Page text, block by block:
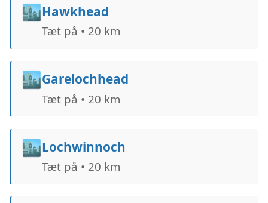
🏙️Hawkhead
Tæt på • 20 km
🏙️Garelochhead
Tæt på • 20 km
🏙️Lochwinnoch
Tæt på • 20 km